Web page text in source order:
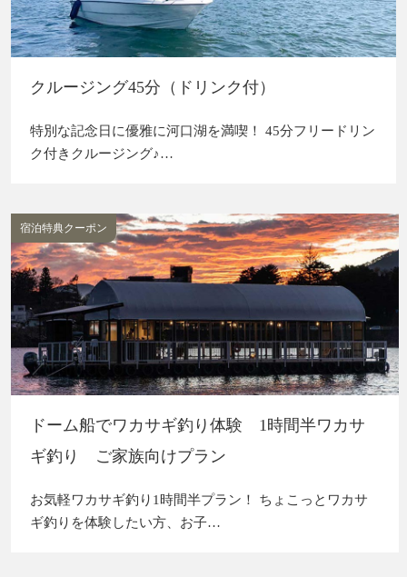
クルージング45分（ドリンク付）
特別な記念日に優雅に河口湖を満喫！ 45分フリードリン
ク付きクルージング♪…
宿泊特典クーポン
ドーム船でワカサギ釣り体験 1時間半ワカサ
ギ釣り ご家族向けプラン
お気軽ワカサギ釣り1時間半プラン！ ちょこっとワカサ
ギ釣りを体験したい方、お子…